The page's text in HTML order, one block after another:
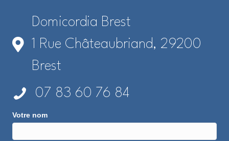
Domicordia Brest
1 Rue Châteaubriand, 29200
Brest
07 83 60 76 84
Votre nom